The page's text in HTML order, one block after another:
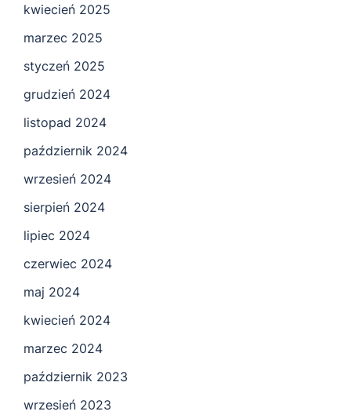
kwiecień 2025
marzec 2025
styczeń 2025
grudzień 2024
listopad 2024
październik 2024
wrzesień 2024
sierpień 2024
lipiec 2024
czerwiec 2024
maj 2024
kwiecień 2024
marzec 2024
październik 2023
wrzesień 2023